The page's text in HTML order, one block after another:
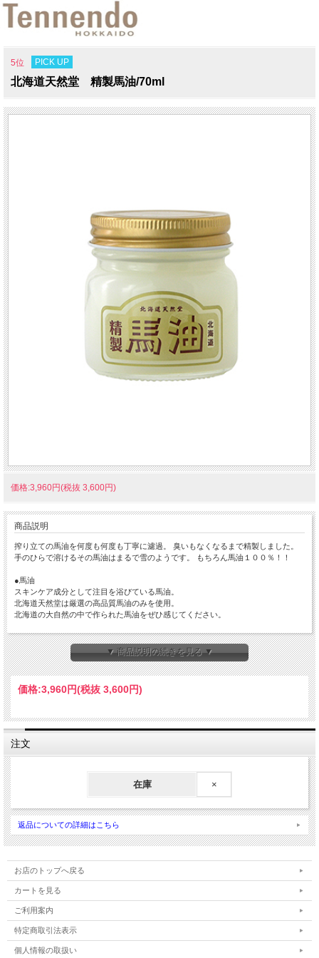
5位 PICK UP
北海道天然堂 精製馬油/70ml
価格:3,960円(税抜 3,600円)
商品説明
搾り立ての馬油を何度も何度も丁寧に濾過。 臭いもなくなるまで精製しました。
手のひらで溶けるその馬油はまるで雪のようです。 もちろん馬油１００％！！
●馬油
スキンケア成分として注目を浴びている馬油。
北海道天然堂は厳選の高品質馬油のみを使用。
北海道の大自然の中で作られた馬油をぜひ感じてください。
●使い方
日々のスキンケアにご利用ください。
お顔のスキンケアには、1回1ｇ（人差し指に乗るくらい）をご利用ください。
もちろん、全身のお肌にもご利用いただけます。
▼ 商品説明の続きを見る ▼
価格:3,960円(税抜 3,600円)
注文
在庫 ×
返品についての詳細はこちら
お店のトップへ戻る
カートを見る
ご利用案内
特定商取引法表示
個人情報の取扱い